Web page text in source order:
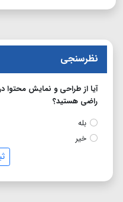
نظرسنجی
آیا از طراحی و نمایش محتوا
راضی هستید؟
بله
خیر